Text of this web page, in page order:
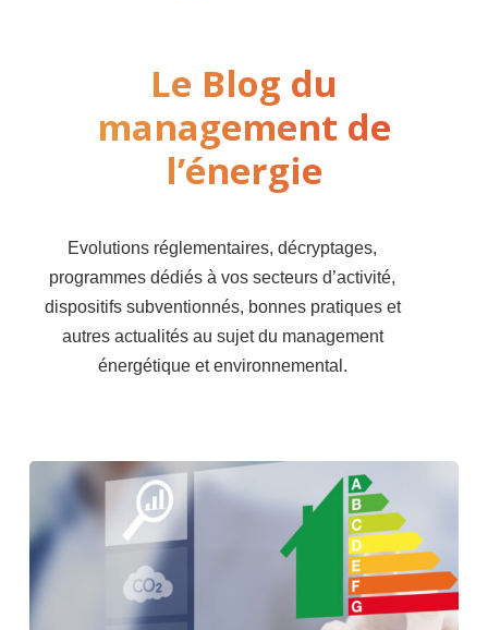
Le Blog du
management de
l’énergie
Evolutions réglementaires, décryptages,
programmes dédiés à vos secteurs d’activité,
dispositifs subventionnés, bonnes pratiques et
autres actualités au sujet du management
énergétique et environnemental.